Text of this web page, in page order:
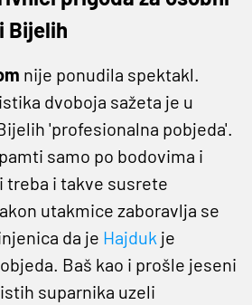
Bijelih
nije ponudila spektakl.
dvoboja sažeta je u
'profesionalna pobjeda'.
samo po bodovima i
treba i takve susrete
utakmice zaboravlja se
da je Hajduk je
Baš kao i prošle jeseni
suparnika uzeli